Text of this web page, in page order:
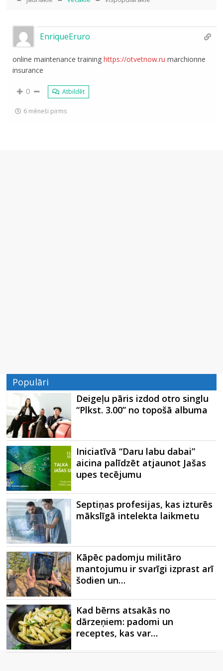
EnriqueEruro
online maintenance traininghttps://otvetnow.ru marchionne
insurance
0 Atbildēt
6 mēneši pirms
Populāri
Deigeļu pāris izdod otro singlu
“Plkst. 3.00” no topošā albuma
Iniciatīvā “Daru labu dabai”
aicina palīdzēt atjaunot Jašas
upes tecējumu
Septiņas profesijas, kas izturēs
mākslīgā intelekta laikmetu
Kāpēc padomju militāro
mantojumu ir svarīgi izprast arī
šodien un…
Kad bērns atsakās no
dārzeņiem: padomi un
receptes, kas var…